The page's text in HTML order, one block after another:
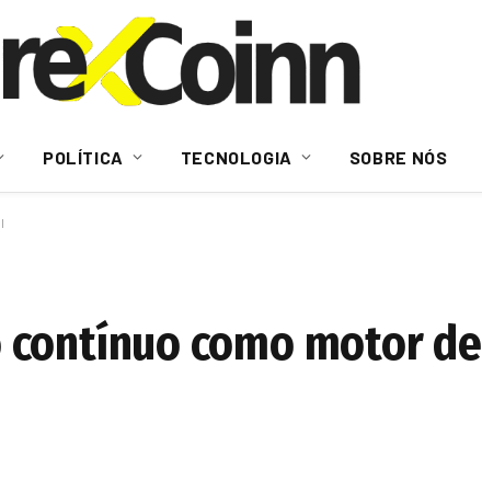
POLÍTICA TECNOLOGIA SOBRE NÓS
como motor de